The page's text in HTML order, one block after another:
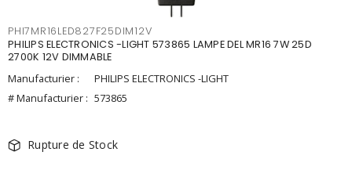
PHI7MR16LED827F25DIM12V
PHILIPS ELECTRONICS -LIGHT 573865 LAMPE DEL MR16 7W 25D
2700K 12V DIMMABLE
Manufacturier :
PHILIPS ELECTRONICS -LIGHT
# Manufacturier : 573865
Rupture de Stock